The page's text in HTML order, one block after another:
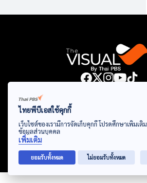
Data Viz
© Thai Public Broadcasting Service. All
2024
ไทยพีบีเอสใช้คุกกี้
เว็บไซต์ของเรามีการจัดเก็บคุกกี้ โปรดศึกษาเพิ่มเ
ข้อมูลส่วนบุคคล
เพิ่มเติม
ยอมรับทั้งหมด ไม่ยอมรับทั้งหมด